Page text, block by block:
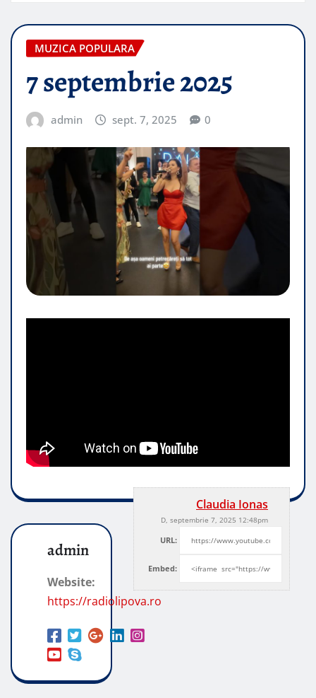
MUZICA POPULARA
7 septembrie 2025
admin sept. 7, 2025 0
Claudia Ionas
D, septembrie 7, 2025 12:48pm
URL:
Embed:
admin
Website:
https://radiolipova.ro